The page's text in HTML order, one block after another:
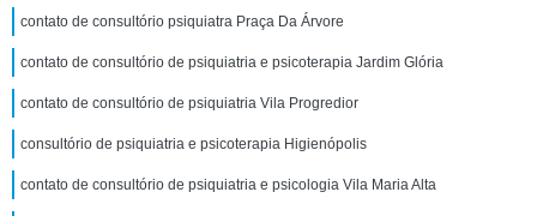
contato de consultório psiquiatra Praça Da Árvore
contato de consultório de psiquiatria e psicoterapia Jardim Glória
contato de consultório de psiquiatria Vila Progredior
consultório de psiquiatria e psicoterapia Higienópolis
contato de consultório de psiquiatria e psicologia Vila Maria Alta